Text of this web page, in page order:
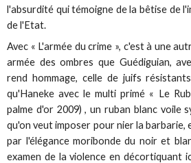
l'absurdité qui témoigne de la bêtise de
de l'Etat.
Avec « L'armée du crime », c'est à une
armée des ombres que Guédiguian,
rend hommage, celle de juifs
qu'Haneke avec le multi primé « Le
palme d'or 2009) , un ruban blanc voile
qu'on veut imposer pour nier la barbarie,
par l'élégance moribonde du noir et
examen de la violence en décortiquant